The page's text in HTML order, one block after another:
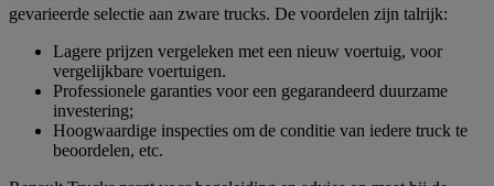
gevarieerde selectie aan zware trucks. De voordelen zijn talrijk:
Lagere prijzen vergeleken met een nieuw voertuig, voor
vergelijkbare voertuigen.
Professionele garanties voor een gegarandeerd duurzame
investering;
Hoogwaardige inspecties om de conditie van iedere truck te
beoordelen, etc.